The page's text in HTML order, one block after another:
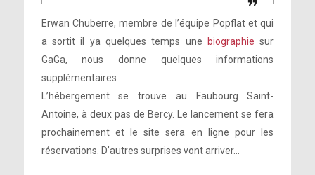
Erwan Chuberre, membre de l’équipe Popflat et qui
a sortit il ya quelques temps une
biographiesur
GaGa, nous donne quelques informations
supplémentaires :
L’hébergement se trouve au Faubourg Saint-
Antoine, à deux pas de Bercy. Le lancement se fera
prochainement et le site sera en ligne pour les
réservations. D’autres surprises vont arriver…